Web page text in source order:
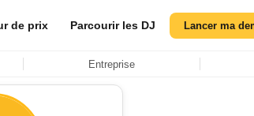
de prix Parcourir les DJ Lancer ma
Entreprise